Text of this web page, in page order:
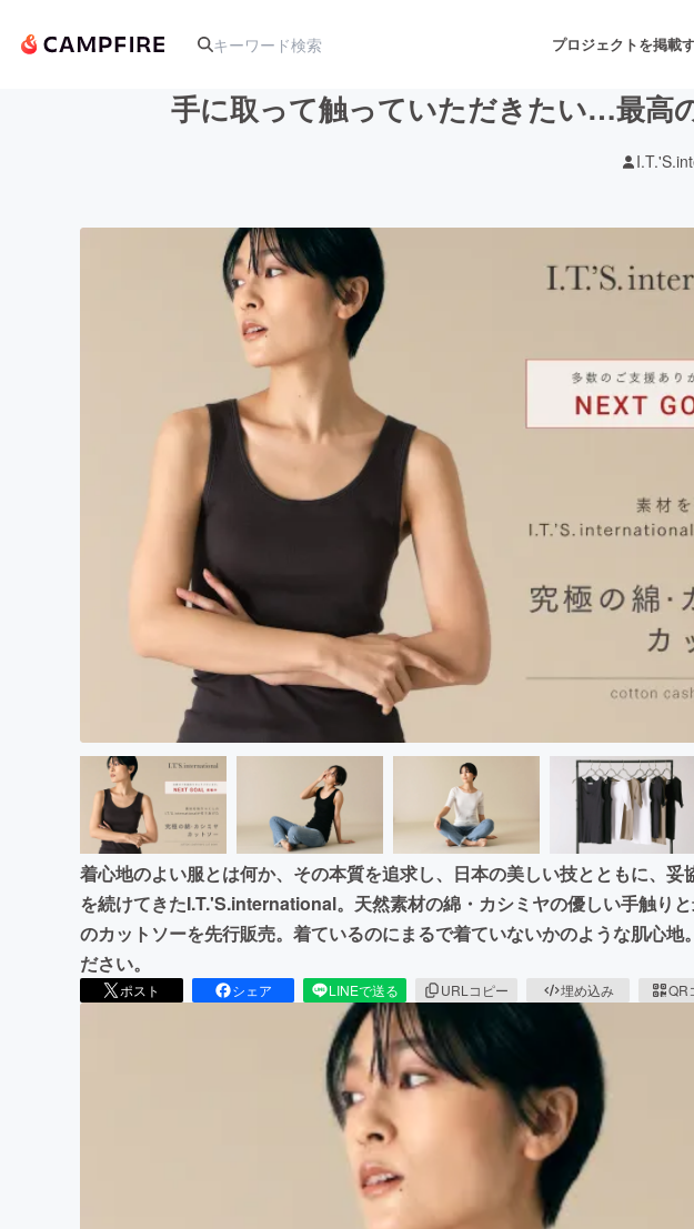
プロジェクトを掲載
アート・写真 音楽
テクノロジー・ガジェット
映像・映画 書籍・雑誌出版
ビジネス・起業
CAMPFIRE for
CAMPFIREふる
手に取って触っていただきたい…最高
着心地のよい服とは何か、その本質を追求し、日本の美しい技とともに、妥
を続けてきたI.T.'S.international。天然素材の綿・カシミヤの優しい手触り
のカットソーを先行販売。着ているのにまるで着ていないかのような肌心地
ださい。
ポスト シェア LINEで送る URLコピー 埋め込み QR